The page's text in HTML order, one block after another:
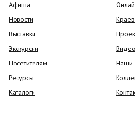
Афиша
Новости
Выставки
Экскурсии
Посетителям
Ресурсы
Каталоги
Видео
Наши